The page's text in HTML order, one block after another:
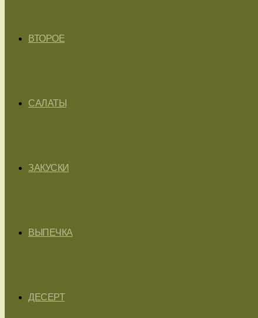
ВТОРОЕ
САЛАТЫ
ЗАКУСКИ
ВЫПЕЧКА
ДЕСЕРТ